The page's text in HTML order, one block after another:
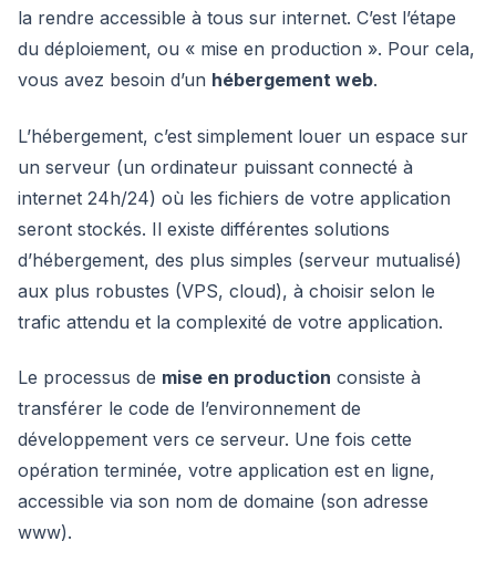
la rendre accessible à tous sur internet. C’est l’étape
du déploiement, ou « mise en production ». Pour cela,
vous avez besoin d’un hébergement web.
L’hébergement, c’est simplement louer un espace sur
un serveur (un ordinateur puissant connecté à
internet 24h/24) où les fichiers de votre application
seront stockés. Il existe différentes solutions
d’hébergement, des plus simples (serveur mutualisé)
aux plus robustes (VPS, cloud), à choisir selon le
trafic attendu et la complexité de votre application.
Le processus de mise en production consiste à
transférer le code de l’environnement de
développement vers ce serveur. Une fois cette
opération terminée, votre application est en ligne,
accessible via son nom de domaine (son adresse
www).